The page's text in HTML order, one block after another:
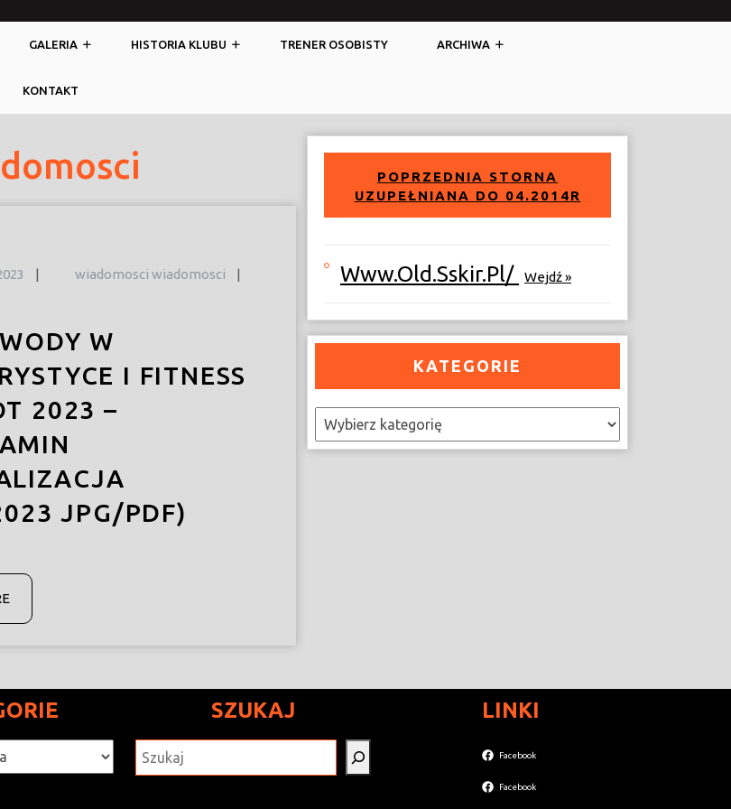
GALERIA HISTORIA KLUBU TRENER OSOBISTY ARCHIWA
KONTAKT
13| wiadomosci wiadomosci
|
W
I FITNESS
2023 –
JPG/PDF)
READ
MORE
POPRZEDNIA STORNA
UZUPEŁNIANA DO 04.2014R
Www.old.sskir.pl/ Wejdź »
KATEGORIE
Kategorie
SZUKAJ LINKI
Facebook
Facebook